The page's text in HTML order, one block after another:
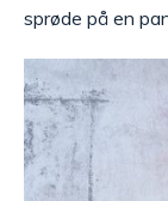
sprøde på en